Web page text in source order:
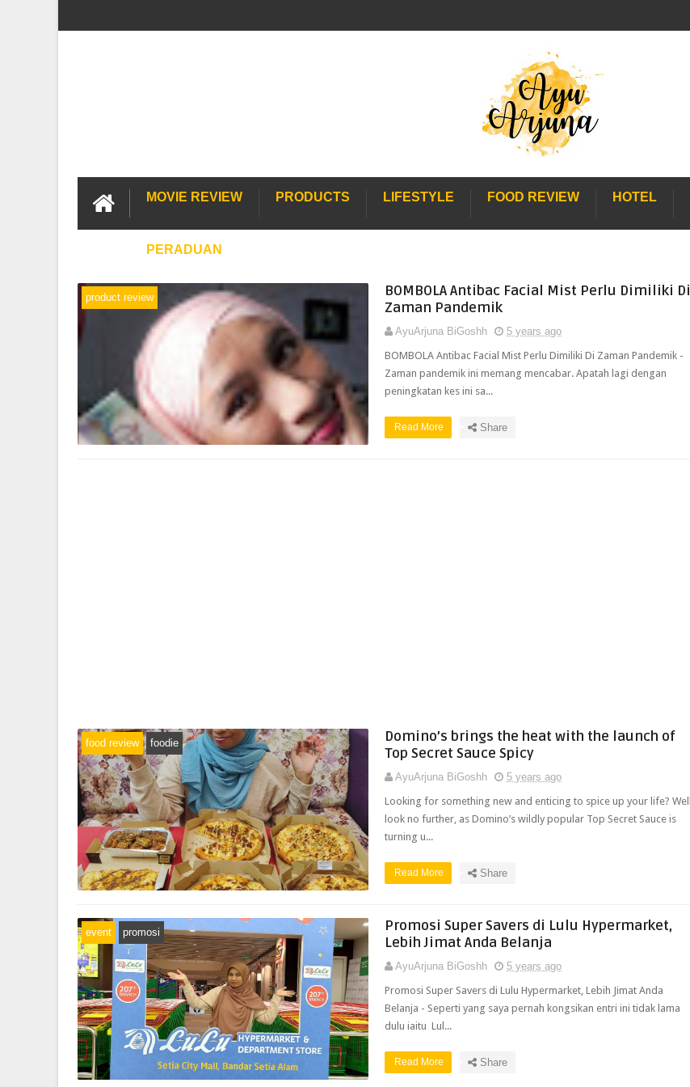
MOVIE REVIEW PRODUCTS LIFESTYLE FOOD REVIEW HOTEL
PERADUAN
product review
BOMBOLA Antibac Facial Mist Perlu Dimiliki Di
Zaman Pandemik
AyuArjuna BiGoshh
5 years ago
BOMBOLA Antibac Facial Mist Perlu Dimiliki Di Zaman Pandemik -
Zaman pandemik ini memang mencabar. Apatah lagi dengan
peningkatan kes ini sa...
Read More Share
food review foodie
Domino’s brings the heat with the launch of
Top Secret Sauce Spicy
AyuArjuna BiGoshh
5 years ago
Looking for something new and enticing to spice up your life? Well
look no further, as Domino’s wildly popular Top Secret Sauce is
turning u...
Read More Share
event promosi
Promosi Super Savers di Lulu Hypermarket,
Lebih Jimat Anda Belanja
AyuArjuna BiGoshh
5 years ago
Promosi Super Savers di Lulu Hypermarket, Lebih Jimat Anda
Belanja - Seperti yang saya pernah kongsikan entri ini tidak lama
dulu iaitu Lul...
Read More Share